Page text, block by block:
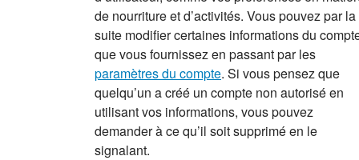
de nourriture et d’activités. Vous pouvez par la
suite modifier certaines informations du
que vous fournissez en passant par les
paramètres du compte. Si vous pensez que
quelqu’un a créé un compte non autorisé en
utilisant vos informations, vous pouvez
demander à ce qu’il soit supprimé en le
signalant.